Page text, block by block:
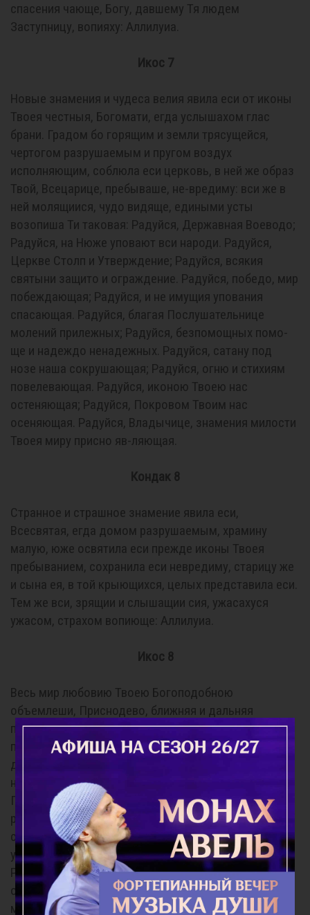
спасения чающе, Богу, давшему Тя людем
Заступницу, вопияху: Аллилуиа.
Икос 7
Новые знамения и чудеса велия явила еси от иконы
Твоея честныя, Богомати, егда услышахом глас
брани. Градом бо горящим и земли трясущейся,
чертогом разрушаемым и пругом воздух
исполняющим, соблюла еси церковь, в ней же образ
Твой, Всецарице, пребываше, не-вредиму: вси же в
ней молящиися, чудо видяще, едиными усты
возопиша Ти таковая: Радуйся, Державная Воеводо;
Радуйся, на Нюже уповают вси народи. Радуйся,
Церкве Столп и Утверждение; Радуйся, всякия
святыни защито и ограждение. Радуйся, победо, мир
побеждающая; Радуйся, и не имущия упования
спасающая. Радуйся, благая Послушательнице
молений прилежных; Радуйся, безпомощных помо-
ще и надеждо ненадежных. Радуйся, сатану под
нозе наша сокрушающая; Радуйся, огню и стихиям
повелевающая. Радуйся, иконою Твоею нас
остеняющая; Радуйся, Покровом Твоим нас
осеняющая. Радуйся, Владычице, знамения милости
Твоея миру присно яв-ляющая.
Кондак 8
Странное и страшное знамение явила еси,
Всесвятая, егда домом разрушаемым, храмину
малую, юже освятила еси прежде иконы Твоея
пребыванием, сохранила еси невредиму, старицу же
и сына ея, в той крыющихся, целых представила еси.
Тем же вси, зрящии и слышащии сия, ужасахуся
ужасом, страхом вопиюще: Аллилуиа.
Икос 8
Весь мир любовию Твоею Богоподобною
объемлеши, Приснодево, ближняя и дальняя
посещающи и всю поднебесную во иконе Твоей
приснопоклоняемей обтекающи. Тем же от восток
даже до запад шествие Твое бысть, да вси
невозбранно к той припадают, Тебе же
Первообразней припевают сицевая: Радуйся, всех
радостей Радосте; Радуйся, Чаше неупиваемая
сладости. Радуйся, нынешняго века скорбнаго
утешение; Радуйся, будущия жизни наслаждение.
Радуйся, веселящихся на небеси нас ради
оставляющая; Радуйся, к земли многоскорбней и
многобедствующей приникающая. Радуйся, со